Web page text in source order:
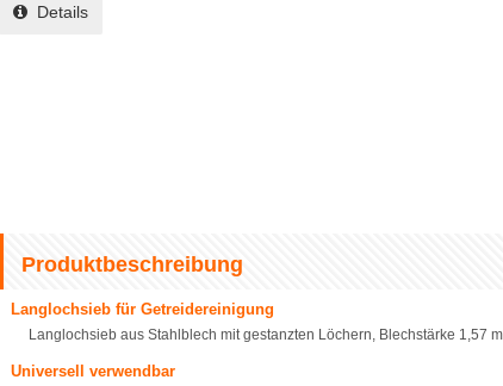
Details
Produktbeschreibung
Langlochsieb für Getreidereinigung
Langlochsieb aus Stahlblech mit gestanzten Löchern, Blechstärke 1,57
Universell verwendbar